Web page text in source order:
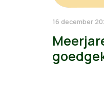
16 december